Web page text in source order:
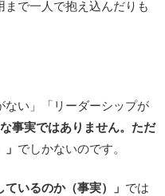
で一人で抱え込んだりも
ない」「リーダーシップが
事実ではありません。ただ
でしかないのです。
いるのか（事実）」 では